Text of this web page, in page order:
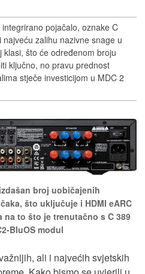
integrirano pojačalo, oznake C
najveću zalihu nazivne snage u
klasi, što će određenom broju
ključno, no pravu prednost
stječe investicijom u MDC 2
broj uobičajenih
što uključuje i HDMI eARC
na to što je trenutačno s C 389
BluOS modul
ali i najvećih svjetskih